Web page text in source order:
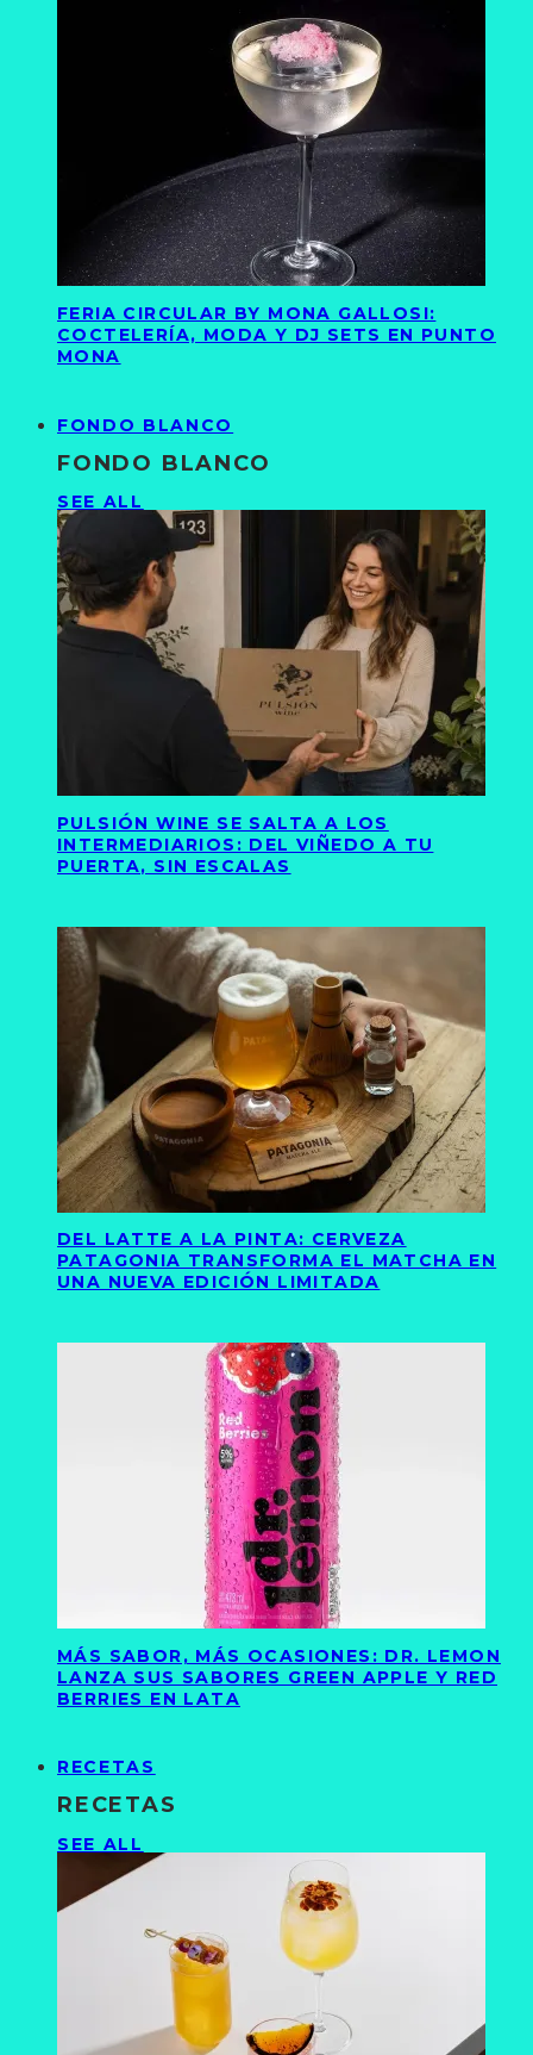
FERIA CIRCULAR BY MONA GALLOSI:
COCTELERÍA, MODA Y DJ SETS EN PUNTO
MONA
FONDO BLANCO
FONDO BLANCO
SEE ALL
PULSIÓN WINE SE SALTA A LOS
INTERMEDIARIOS: DEL VIÑEDO A TU
PUERTA, SIN ESCALAS
DEL LATTE A LA PINTA: CERVEZA
PATAGONIA TRANSFORMA EL MATCHA EN
UNA NUEVA EDICIÓN LIMITADA
MÁS SABOR, MÁS OCASIONES: DR. LEMON
LANZA SUS SABORES GREEN APPLE Y RED
BERRIES EN LATA
RECETAS
RECETAS
SEE ALL